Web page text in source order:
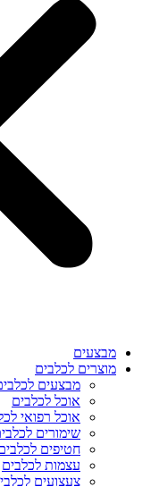
מבצעים
מוצרים לכלבים
מבצעים
אוכל לכלבים
אוכל רפואי
שימורים
חטיפים
עצמות לכלבים
צעצועים